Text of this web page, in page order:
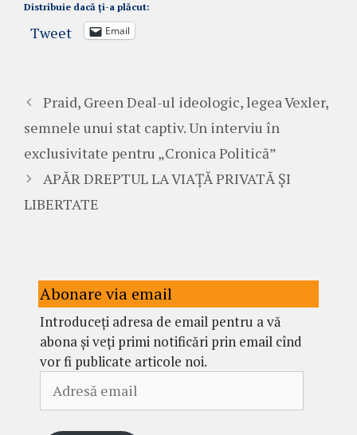
Distribuie dacă ți-a plăcut:
Tweet Email
Praid, Green Deal-ul ideologic, legea Vexler,
semnele unui stat captiv. Un interviu în
exclusivitate pentru „Cronica Politică”
APĂR DREPTUL LA VIAȚĂ PRIVATĂ ȘI
LIBERTATE
Abonare via email
Introduceți adresa de email pentru a vă
abona și veți primi notificări prin email cînd
vor fi publicate articole noi.
email